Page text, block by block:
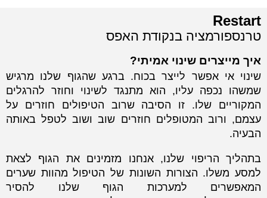
Restart
טרנספורמציה בנקודת האפס
איך מייצרים שינוי אמיתי?
שינוי אי אפשר לייצר בכוח. ברגע שהגוף שלנו מרגיש
שמשהו נכפה עליו, הוא מתנגד לשינוי וחוזר להרגלים
המקוריים שלו. זו הסיבה שרוב הטיפולים חוזרים על
עצמם, ורוב המטופלים חוזרים שוב ושוב לטפל באותה
הבעיה.
בתהליך הריפוי שלנו, אנחנו מזמינים את הגוף לצאת
למסע משלו. הצורות השונות של הטיפול מהוות שערים
המאפשרים למערכות הגוף שלנו להסיר